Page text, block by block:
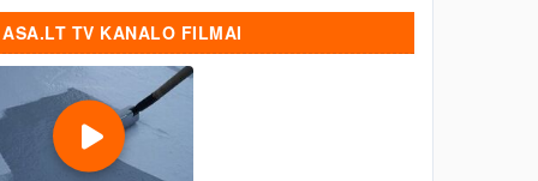
ASA.LT TV KANALO FILMAI